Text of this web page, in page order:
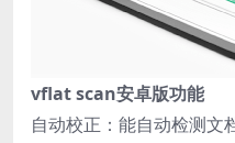
vflat scan安卓版功能
自动校正：能自动检测文